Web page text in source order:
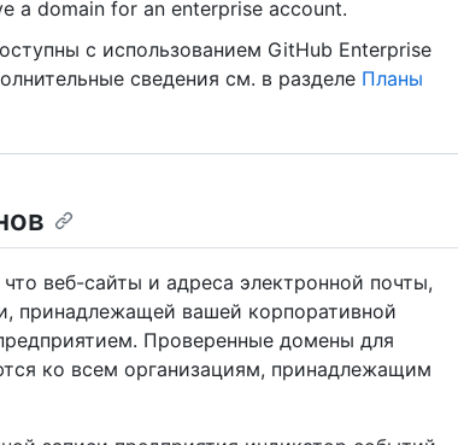
a domain for an enterprise account.
с использованием GitHub Enterprise
сведения см. в разделе Планы
веб-сайты и адреса электронной почты,
принадлежащей вашей корпоративной
Проверенные домены для
ко всем организациям, принадлежащим